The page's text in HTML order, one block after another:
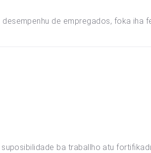
de empregados, foka iha
ba traballho atu